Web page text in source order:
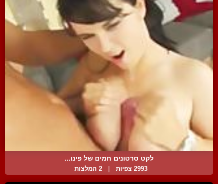
לקט סרטונים חמים של פינו...
2993 צפיות 2 המלצות